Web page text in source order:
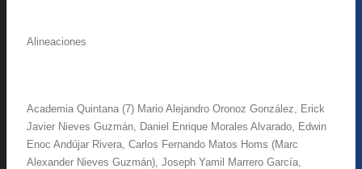
Alineaciones
Academia Quintana (7) Mario Alejandro Oronoz González, Erick
Javier Nieves Guzmán, Daniel Enrique Morales Alvarado, Edwin
Enoc Andújar Rivera, Carlos Fernando Matos Homs (Marc
Alexander Nieves Guzmán), Joseph Yamil Marrero García,